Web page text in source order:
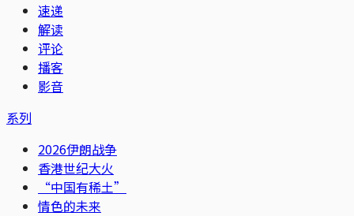
速递
解读
评论
播客
影音
系列
2026伊朗战争
香港世纪大火
“中国有稀土”
情色的未来